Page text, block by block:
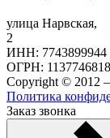
улица Нарвская,
2
ИНН: 7743899944
ОГРН:
Copyright © 2012
Политика
Заказ звонка